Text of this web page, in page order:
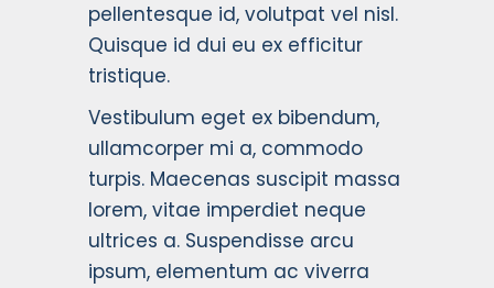
pellentesque id, volutpat vel nisl.
Quisque id dui eu ex efficitur
tristique.
Vestibulum eget ex bibendum,
ullamcorper mi a, commodo
turpis. Maecenas suscipit massa
lorem, vitae imperdiet neque
ultrices a. Suspendisse arcu
ipsum, elementum ac viverra